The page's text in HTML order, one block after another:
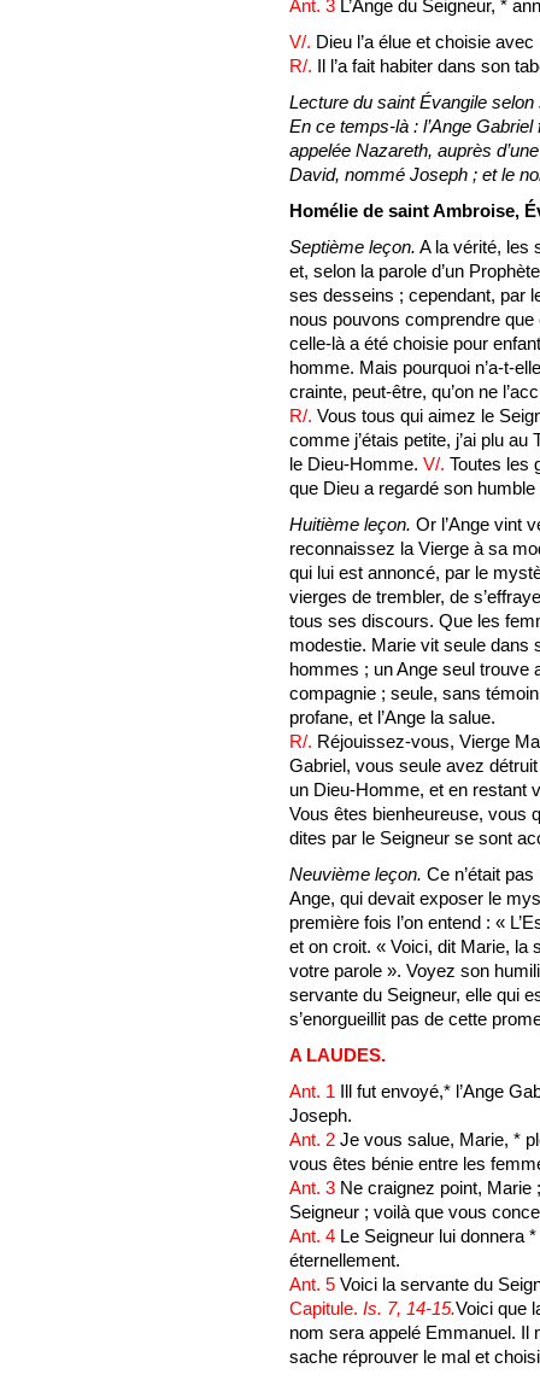
Ant. 3 L’Ange du Seigneur, *
V/. Dieu l’a élue et choisie
R/. Il l’a fait habiter dans son
Lecture du saint Évangile selon
En ce temps-là : l’Ange
appelée Nazareth, auprès
David, nommé Joseph ; et le
Homélie de saint Ambroise,
Septième leçon. A la vérité, les
et, selon la parole d’un
ses desseins ; cependant, par
nous pouvons comprendre
celle-là a été choisie pour
homme. Mais pourquoi n’a-t-
crainte, peut-être, qu’on ne
R/. Vous tous qui aimez le
comme j’étais petite, j’ai plu au
le Dieu-Homme. V/. Toutes les
que Dieu a regardé son
Huitième leçon. Or l’Ange vint
reconnaissez la Vierge à sa
qui lui est annoncé, par le
vierges de trembler, de
tous ses discours. Que les
modestie. Marie vit seule dans
hommes ; un Ange seul trouve
compagnie ; seule, sans
profane, et l’Ange la salue.
R/. Réjouissez-vous, Vierge
Gabriel, vous seule avez
un Dieu-Homme, et en restant
Vous êtes bienheureuse, vous
dites par le Seigneur se sont
Neuvième leçon. Ce n’était
Ange, qui devait exposer le
première fois l’on entend : «
et on croit. « Voici, dit Marie, la
votre parole ». Voyez son
servante du Seigneur, elle qui
s’enorgueillit pas de cette
A LAUDES.
Ant. 1 Ill fut envoyé,* l’Ange
Joseph.
Ant. 2 Je vous salue, Marie, *
vous êtes bénie entre les
Ant. 3 Ne craignez point,
Seigneur ; voilà que vous
Ant. 4 Le Seigneur lui donnera
éternellement.
Ant. 5 Voici la servante du
Capitule. Is. 7, 14-15.Voici que
nom sera appelé Emmanuel. Il
sache réprouver le mal et